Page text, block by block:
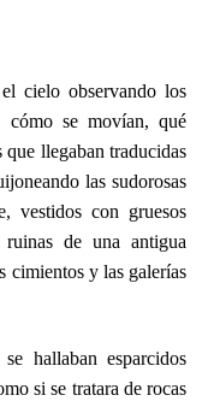
cielo observando los
cómo se movían, qué
que llegaban traducidas
las sudorosas
vestidos con gruesos
ruinas de una antigua
cimientos y las galerías
hallaban esparcidos
si se tratara de rocas